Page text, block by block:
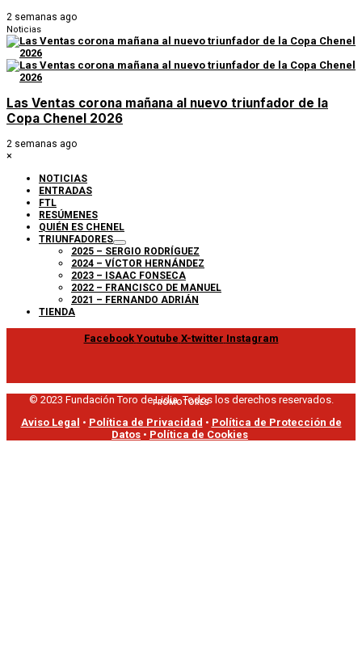
2 semanas ago
Noticias
Las Ventas corona mañana al nuevo triunfador de la
Copa Chenel 2026
2 semanas ago
×
NOTICIAS
ENTRADAS
FTL
RESÚMENES
QUIÉN ES CHENEL
TRIUNFADORES
2025 – SERGIO RODRÍGUEZ
2024 – VÍCTOR HERNÁNDEZ
2023 – ISAAC FONSECA
2022 – FRANCISCO DE MANUEL
2021 – FERNANDO ADRIÁN
TIENDA
Facebook Youtube X-twitter Instagram
PROMOTORES
© 2023 Fundación Toro de Lidia. Todos los derechos reservados.
Aviso Legal • Política de Privacidad • Política de Protección de
Datos • Política de Cookies